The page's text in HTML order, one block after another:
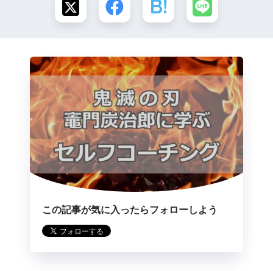
この記事が気に入ったらフォローしよう